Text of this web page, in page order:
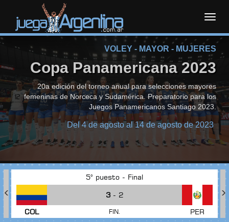
VOLEY - MAYOR - MUJERES
Copa Panamericana 2023
20a edición del torneo anual para selecciones mayores
femeninas de Norceca y Sudamérica. Preparatorio para los
Juegos Panamericanos Santiago 2023.
Del 4 de agosto al 14 de agosto de 2023
5° puesto - Final
COL
3 - 2
FIN. PER